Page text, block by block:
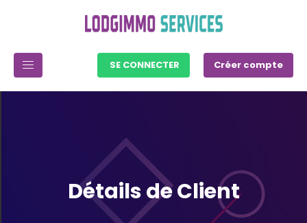
SE CONNECTER Créer compte
Détails de Client